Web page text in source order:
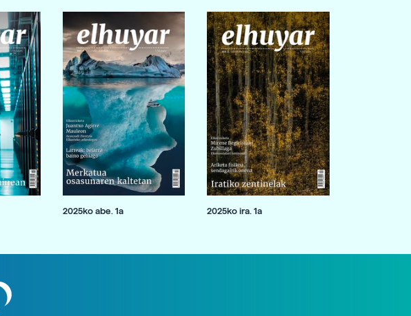
2025ko abe. 1a 2025ko ira. 1a